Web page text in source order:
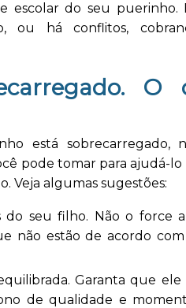
escolar do seu puerinho.
ou há conflitos,
O
está sobrecarregado,
pode tomar para ajudá-lo
Veja algumas sugestões:
do seu filho. Não o force
não estão de acordo com
Garanta que ele
de qualidade e